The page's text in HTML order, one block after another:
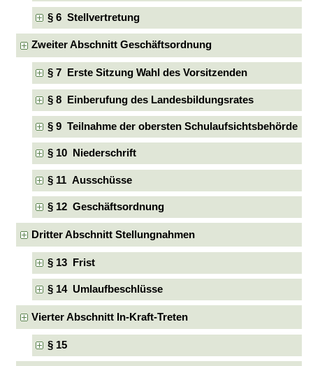
§ 6 Stellvertretung
Zweiter Abschnitt Geschäftsordnung
§ 7 Erste Sitzung Wahl des Vorsitzenden
§ 8 Einberufung des Landesbildungsrates
§ 9 Teilnahme der obersten Schulaufsichtsbehörde
§ 10 Niederschrift
§ 11 Ausschüsse
§ 12 Geschäftsordnung
Dritter Abschnitt Stellungnahmen
§ 13 Frist
§ 14 Umlaufbeschlüsse
Vierter Abschnitt In-Kraft-Treten
§ 15